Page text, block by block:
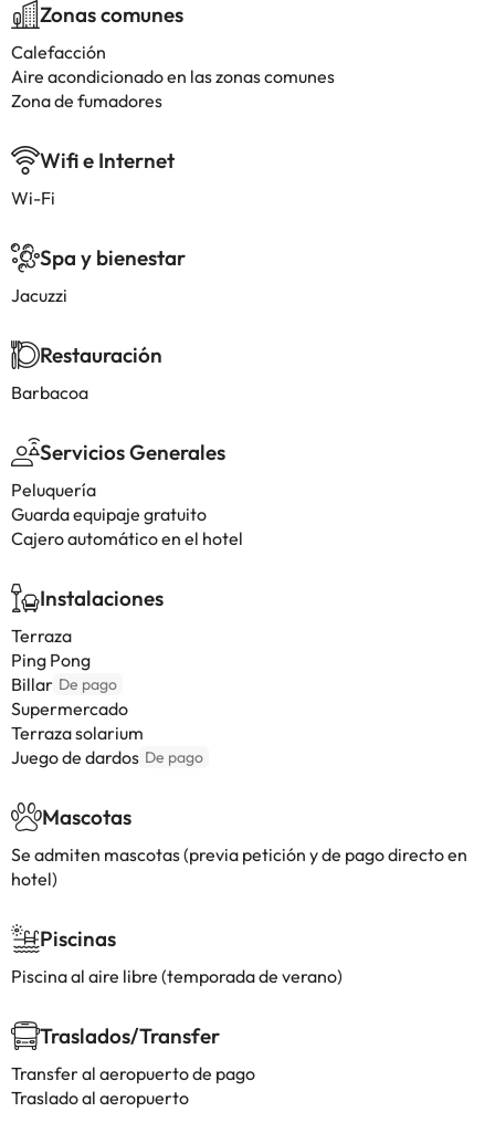
Zonas comunes
Calefacción
Aire acondicionado en las zonas comunes
Zona de fumadores
Wifi e Internet
Wi-Fi
Spa y bienestar
Jacuzzi
Restauración
Barbacoa
Servicios Generales
Peluquería
Guarda equipaje gratuito
Cajero automático en el hotel
Instalaciones
Terraza
Ping Pong
Billar De pago
Supermercado
Terraza solarium
Juego de dardos De pago
Mascotas
Se admiten mascotas (previa petición y de pago directo en
hotel)
Piscinas
Piscina al aire libre (temporada de verano)
Traslados/Transfer
Transfer al aeropuerto de pago
Traslado al aeropuerto